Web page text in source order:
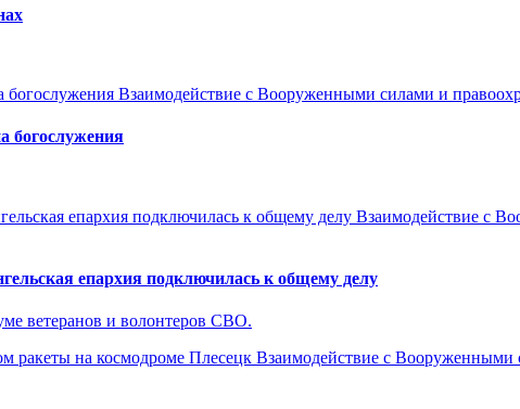
Взаимодействие с Вооруженными силами и
богослужения
Взаимодействие с
епархия подключилась к общему делу
ветеранов и волонтеров СВО.
Взаимодействие с Вооруженными